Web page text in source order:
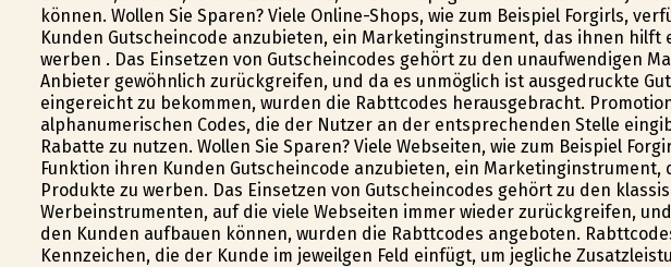
können. Wollen Sie Sparen? Viele Online-Shops, wie zum Beispiel Forgirls,
Kunden Gutscheincode anzubieten, ein Marketinginstrument, das ihnen
werben . Das Einsetzen von Gutscheincodes gehört zu den unaufwendigen
Anbieter gewöhnlich zurückgreifen, und da es unmöglich ist ausgedruckte
eingereicht zu bekommen, wurden die Rabttcodes herausgebracht.
alphanumerischen Codes, die der Nutzer an der entsprechenden Stelle
Rabatte zu nutzen. Wollen Sie Sparen? Viele Webseiten, wie zum Beispiel
Funktion ihren Kunden Gutscheincode anzubieten, ein
Produkte zu werben. Das Einsetzen von Gutscheincodes gehört zu den
Werbeinstrumenten, auf die viele Webseiten immer wieder zurückgreifen,
den Kunden aufbauen können, wurden die Rabttcodes angeboten.
Kennzeichen, die der Kunde im jeweilgen Feld einfügt, um jegliche